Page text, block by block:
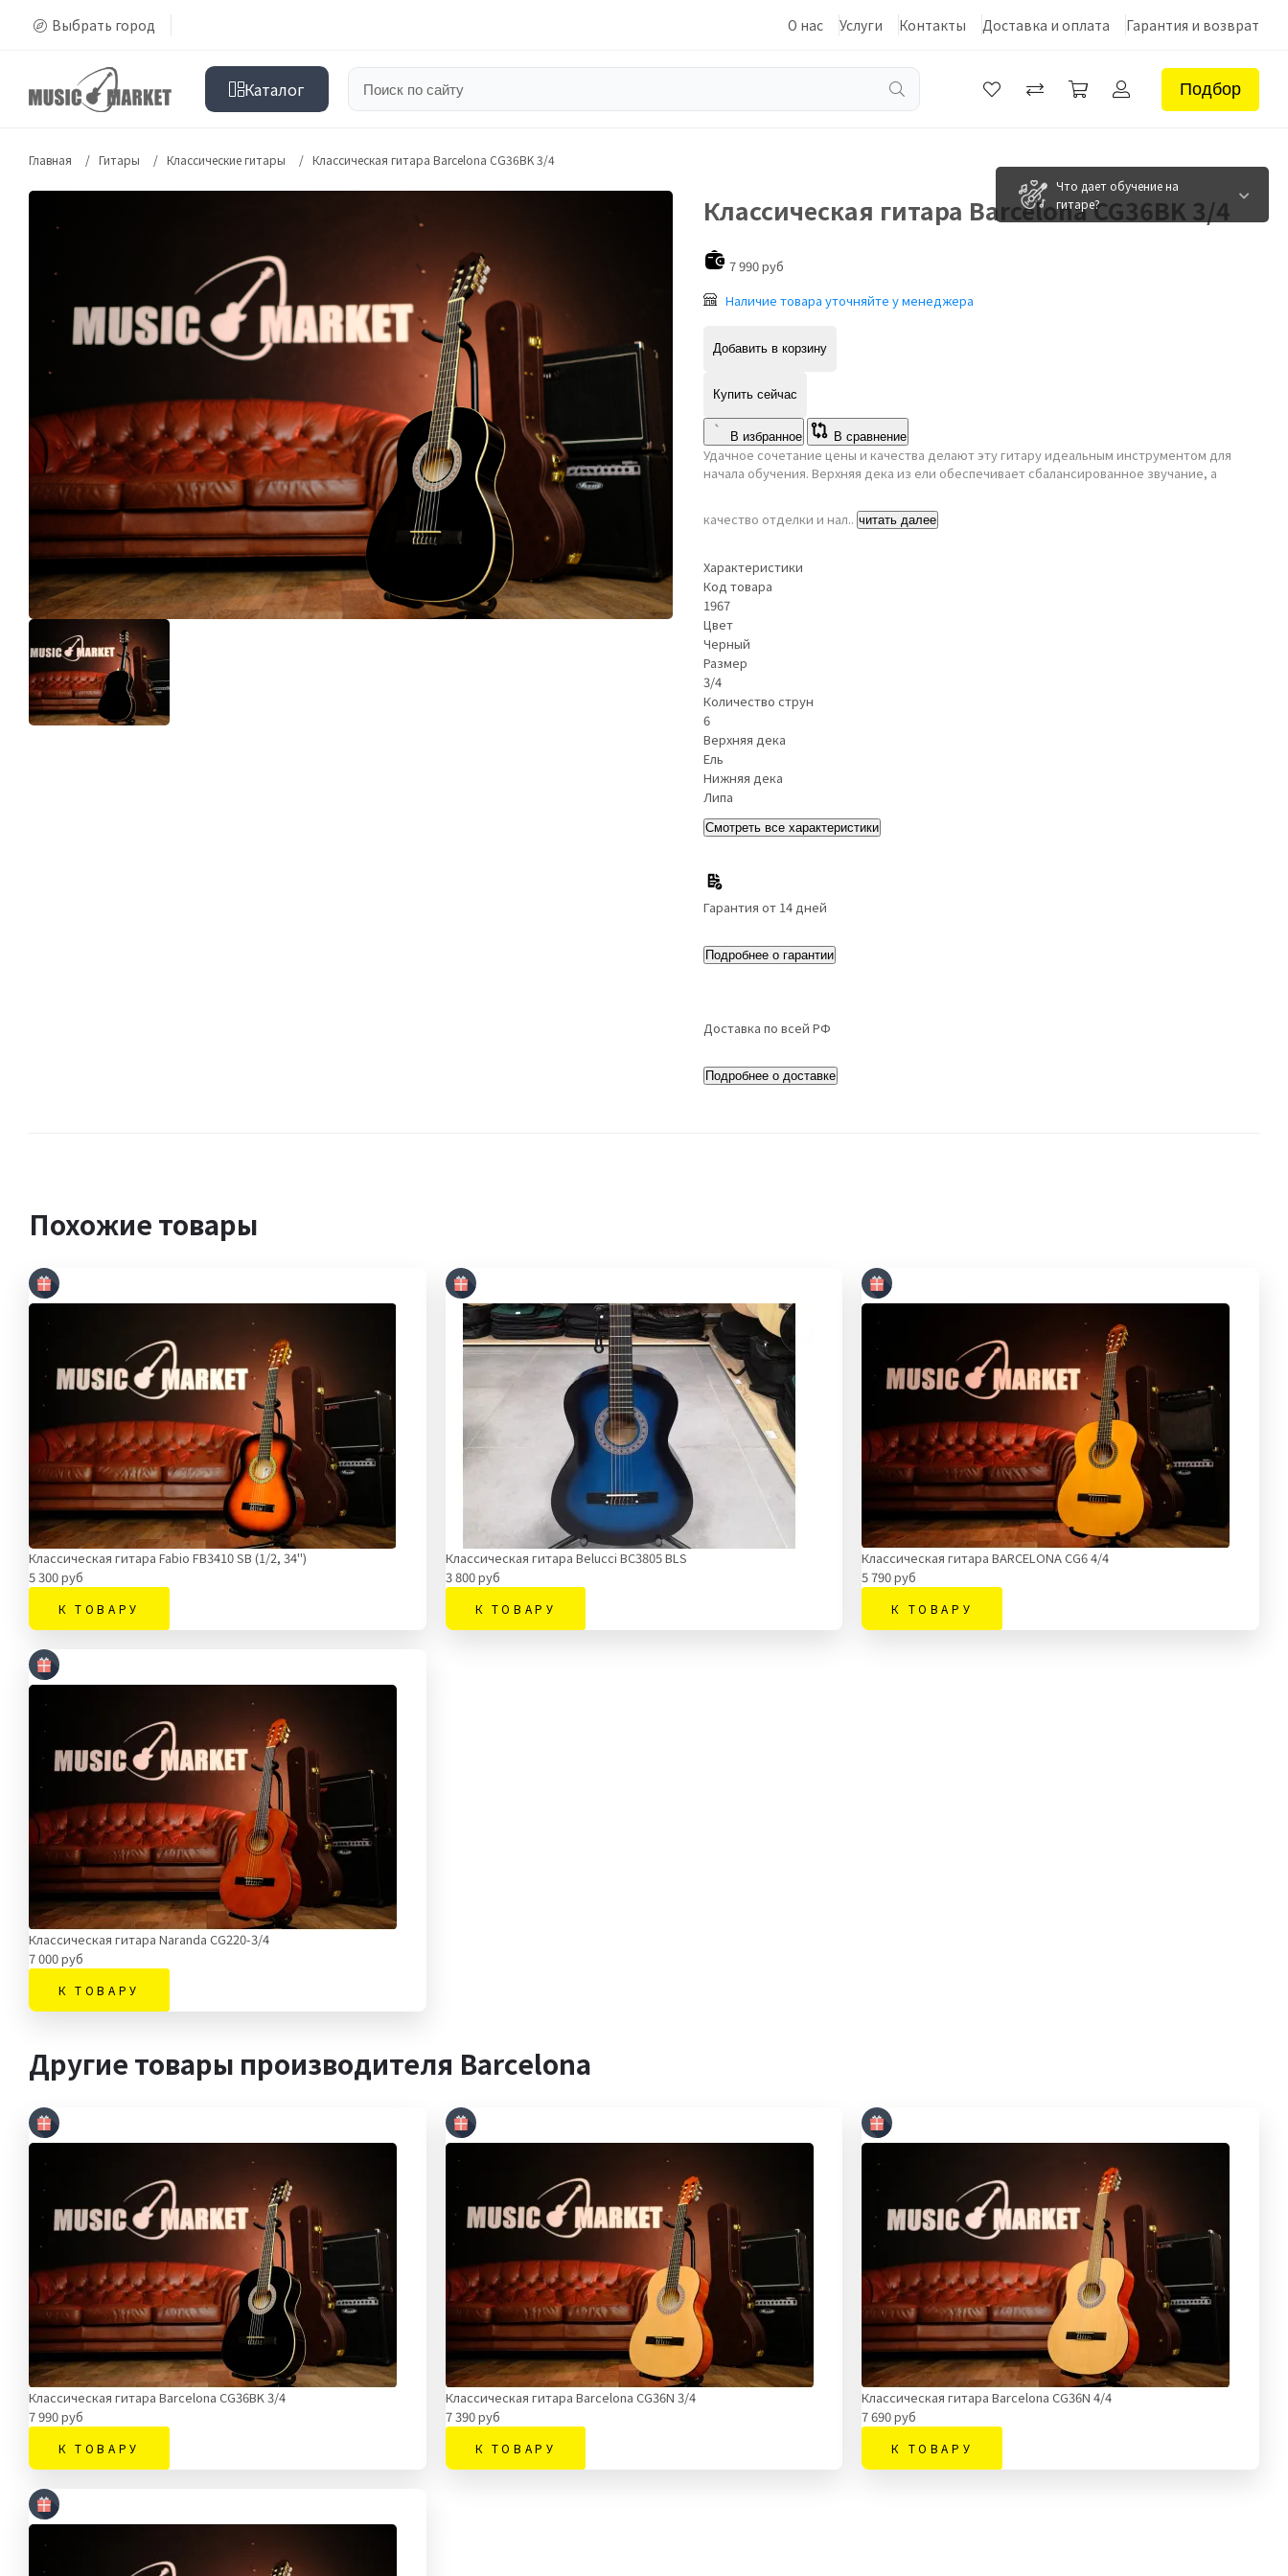
Выбрать город О нас Услуги Контакты Доставка и оплата Гарантия и возврат
Каталог Подбор
Главная Гитары Классические гитары
Классическая гитара Barcelona CG36BK 3/4
Что дает обучение на
гитаре?
Классическая гитара Barcelona CG36BK 3/4
7 990 руб
Наличие товара уточняйте у менеджера
Добавить в корзину
Купить сейчас
В избранное В сравнение
Удачное сочетание цены и качества делают эту гитару идеальным инструментом для
начала обучения. Верхняя дека из ели обеспечивает сбалансированное звучание, а
качество отделки и нал.. читать далее
Характеристики
Код товара
1967
Цвет
Черный
Размер
3/4
Количество струн
6
Верхняя дека
Ель
Нижняя дека
Липа
Смотреть все характеристики
Гарантия от 14 дней
Подробнее о гарантии
Доставка по всей РФ
Подробнее о доставке
Похожие товары
Классическая гитара Fabio FB3410 SB (1/2, 34")
5 300 руб
К ТОВАРУ
Классическая гитара Belucci BC3805 BLS
3 800 руб
К ТОВАРУ
Классическая гитара BARCELONA CG6 4/4
5 790 руб
К ТОВАРУ
Классическая гитара Naranda CG220-3/4
7 000 руб
К ТОВАРУ
Другие товары производителя Barcelona
Классическая гитара Barcelona CG36BK 3/4
7 990 руб
К ТОВАРУ
Классическая гитара Barcelona CG36N 3/4
7 390 руб
К ТОВАРУ
Классическая гитара Barcelona CG36N 4/4
7 690 руб
К ТОВАРУ